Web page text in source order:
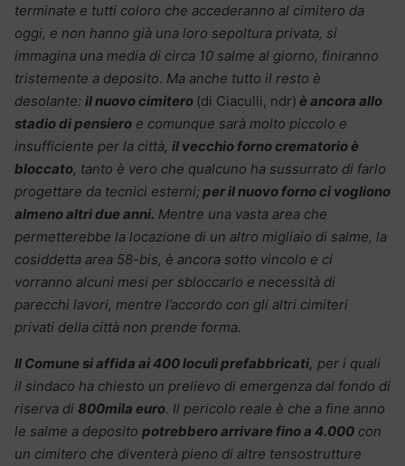
terminate e tutti coloro che accederanno al cimitero da
oggi, e non hanno già una loro sepoltura privata, si
immagina una media di circa 10 salme al giorno, finiranno
tristemente a deposito. Ma anche tutto il resto è
desolante: il nuovo cimitero (di Ciaculli, ndr) è ancora allo
stadio di pensiero e comunque sarà molto piccolo e
insufficiente per la città, il vecchio forno crematorio è
bloccato, tanto è vero che qualcuno ha sussurrato di farlo
progettare da tecnici esterni; per il nuovo forno ci vogliono
almeno altri due anni. Mentre una vasta area che
permetterebbe la locazione di un altro migliaio di salme, la
cosiddetta area 58-bis, è ancora sotto vincolo e ci
vorranno alcuni mesi per sbloccarlo e necessità di
parecchi lavori, mentre l’accordo con gli altri cimiteri
privati della città non prende forma.
Il Comune si affida ai 400 loculi prefabbricati, per i quali
il sindaco ha chiesto un prelievo di emergenza dal fondo di
riserva di 800mila euro. Il pericolo reale è che a fine anno
le salme a deposito potrebbero arrivare fino a 4.000 con
un cimitero che diventerà pieno di altre tensostrutture